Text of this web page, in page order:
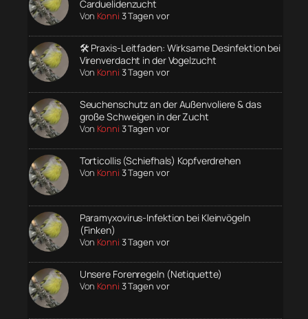
Carduelidenzucht
Von Konni 3 Tagen vor
🛠️ Praxis-Leitfaden: Wirksame Desinfektion bei
Virenverdacht in der Vogelzucht
Von Konni 3 Tagen vor
Seuchenschutz an der Außenvoliere & das
große Schweigen in der Zucht
Von Konni 3 Tagen vor
Torticollis (Schiefhals) Kopfverdrehen
Von Konni 3 Tagen vor
Paramyxovirus-Infektion bei Kleinvögeln
(Finken)
Von Konni 3 Tagen vor
Unsere Forenregeln (Netiquette)
Von Konni 3 Tagen vor